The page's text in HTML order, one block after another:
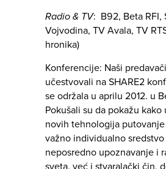
Radio & TV: B92, Beta RFI,
Vojvodina, TV Avala, TV
hronika)
Konferencije: Naši
učestvovali na SHARE2
se održala u aprilu 2012. u
Pokušali su da pokažu kako
novih tehnologija
važno individualno sredstvo
neposredno upoznavanje i
sveta, već i stvaralački čin,